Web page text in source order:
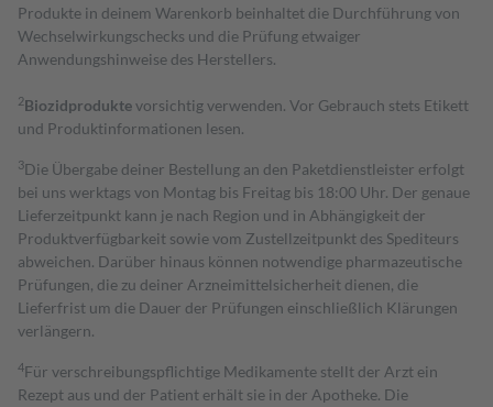
Produkte in deinem Warenkorb beinhaltet die Durchführung von
Wechselwirkungschecks und die Prüfung etwaiger
Anwendungshinweise des Herstellers.
2Biozidproduktevorsichtig verwenden. Vor Gebrauch stets Etikett
und Produktinformationen lesen.
3Die Übergabe deiner Bestellung an den Paketdienstleister erfolgt
bei uns werktags von Montag bis Freitag bis 18:00 Uhr. Der genaue
Lieferzeitpunkt kann je nach Region und in Abhängigkeit der
Produktverfügbarkeit sowie vom Zustellzeitpunkt des Spediteurs
abweichen. Darüber hinaus können notwendige pharmazeutische
Prüfungen, die zu deiner Arzneimittelsicherheit dienen, die
Lieferfrist um die Dauer der Prüfungen einschließlich Klärungen
verlängern.
4Für verschreibungspflichtige Medikamente stellt der Arzt ein
Rezept aus und der Patient erhält sie in der Apotheke. Die